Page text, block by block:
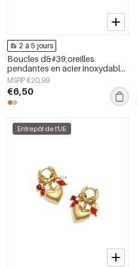
2 à 5 jours
Boucles d&#39;oreilles
pendantes en acier inoxydable,
forme géométrique, collection
simple pour le quotidien, bijoux
pour femmes
MSRP €20,99
€6,50
Entrepôt de l'UE